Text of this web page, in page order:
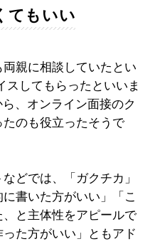
てもいい
親に相談していたとい
スしてもらったといいま
、オンライン面接のク
のも役立ったそうで
どでは、「ガクチカ」
書いた方がいい」「こ
と主体性をアピールで
た方がいい」ともアド